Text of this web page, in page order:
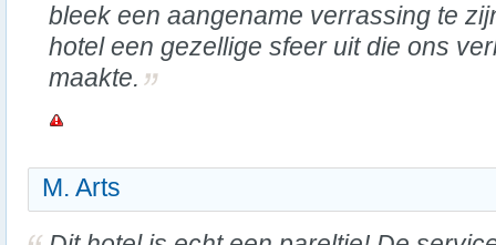
bleek een aangename verrassing te
hotel een gezellige sfeer uit die ons
maakte.
M. Arts